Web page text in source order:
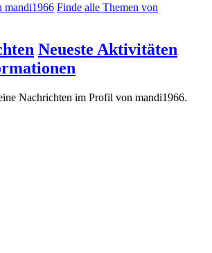
mandi1966 Finde alle Themen von
Neueste Aktivitäten
Nachrichten im Profil von mandi1966.